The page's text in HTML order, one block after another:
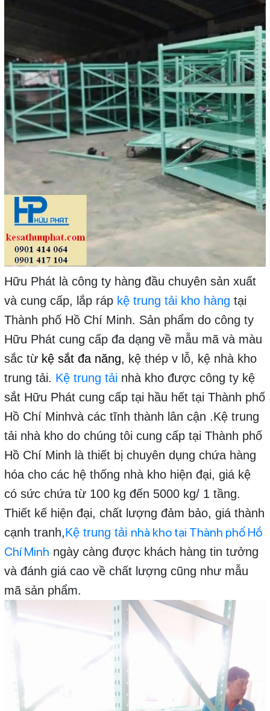
Hữu Phát là công ty hàng đầu chuyên sản xuất
và cung cấp, lắp ráp kệ trung tải kho hàng tại
Thành phố Hồ Chí Minh. Sản phẩm do công ty
Hữu Phát cung cấp đa dạng về mẫu mã và màu
sắc từ kệ sắt đa năng, kệ thép v lỗ, kệ nhà kho
trung tải. Kệ trung tải nhà kho được công ty kệ
sắt Hữu Phát cung cấp tại hầu hết tại Thành phố
Hồ Chí Minhvà các tĩnh thành lân cận .Kệ trung
tải nhà kho do chúng tôi cung cấp tại Thành phố
Hồ Chí Minh là thiết bị chuyên dụng chứa hàng
hóa cho các hệ thống nhà kho hiện đại, giá kệ
có sức chứa từ 100 kg đến 5000 kg/ 1 tầng.
Thiết kế hiện đại, chất lượng đảm bảo, giá thành
cạnh tranh,Kệ trung tải nhà kho tại Thành phố Hồ
Chí Minh ngày càng được khách hàng tin tưởng
và đánh giá cao về chất lượng cũng như mẫu
mã sản phẩm.